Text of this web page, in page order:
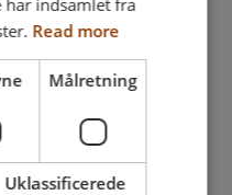
Read more
Målretning
Uklassificerede